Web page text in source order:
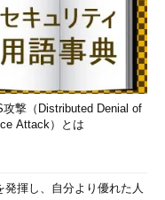
攻撃（Distributed Denial of
Attack）とは
揮し、自分より優れた人